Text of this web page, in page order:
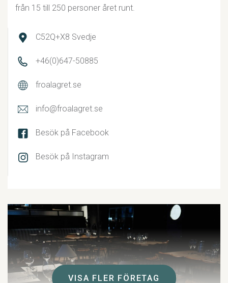
från 15 till 250 personer året runt.
C52Q+X8 Svedje
+46(0)647-50885
froalagret.se
info@froalagret.se
Besök på Facebook
Besök på Instagram
VISA FLER FÖRETAG